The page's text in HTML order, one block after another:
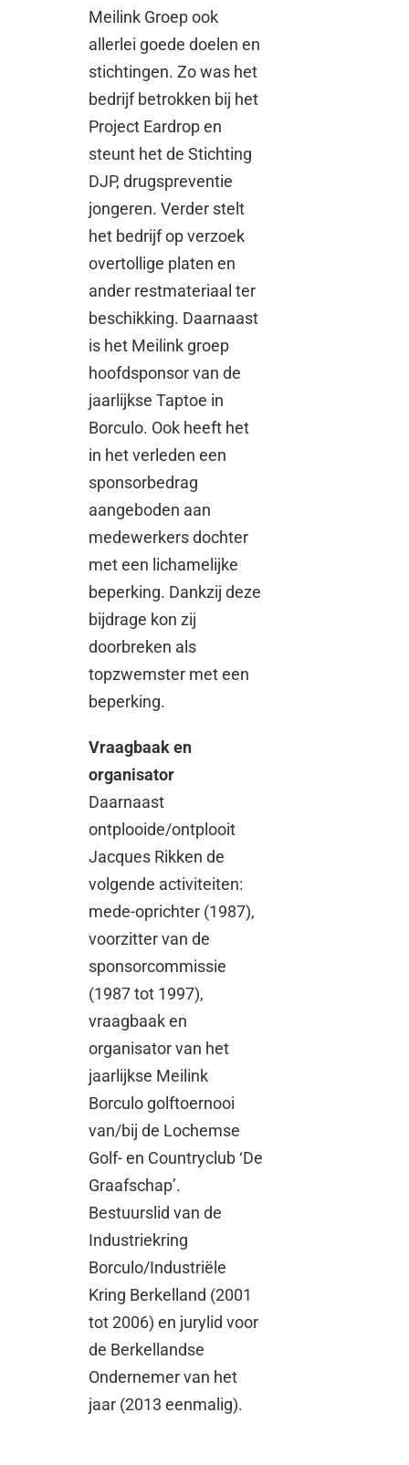
Meilink Groep ook
allerlei goede doelen en
stichtingen. Zo was het
bedrijf betrokken bij het
Project Eardrop en
steunt het de Stichting
DJP, drugspreventie
jongeren. Verder stelt
het bedrijf op verzoek
overtollige platen en
ander restmateriaal ter
beschikking. Daarnaast
is het Meilink groep
hoofdsponsor van de
jaarlijkse Taptoe in
Borculo. Ook heeft het
in het verleden een
sponsorbedrag
aangeboden aan
medewerkers dochter
met een lichamelijke
beperking. Dankzij deze
bijdrage kon zij
doorbreken als
topzwemster met een
beperking.
Vraagbaak en
organisator
Daarnaast
ontplooide/ontplooit
Jacques Rikken de
volgende activiteiten:
mede-oprichter (1987),
voorzitter van de
sponsorcommissie
(1987 tot 1997),
vraagbaak en
organisator van het
jaarlijkse Meilink
Borculo golftoernooi
van/bij de Lochemse
Golf- en Countryclub ‘De
Graafschap’.
Bestuurslid van de
Industriekring
Borculo/Industriële
Kring Berkelland (2001
tot 2006) en jurylid voor
de Berkellandse
Ondernemer van het
jaar (2013 eenmalig).